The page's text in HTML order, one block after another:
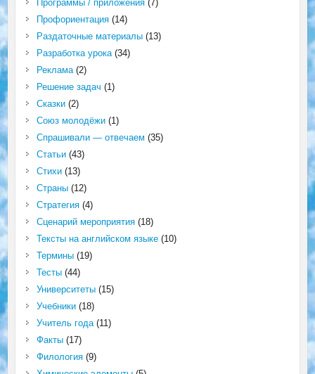
Программы / приложения(7)
Профориентация(14)
Раздаточные материалы(13)
Разработка урока(34)
Реклама(2)
Решение задач (1)
Сказки(2)
Союз молодёжи(1)
Спрашивали — отвечаем (35)
Статьи(43)
Стихи(13)
Страны(12)
Стратегия(4)
Сценарий мероприятия(18)
Тексты на английском языке(10)
Термины(19)
Тесты(44)
Университеты(15)
Учебники(18)
Учитель года(11)
Факты(17)
Филология(9)